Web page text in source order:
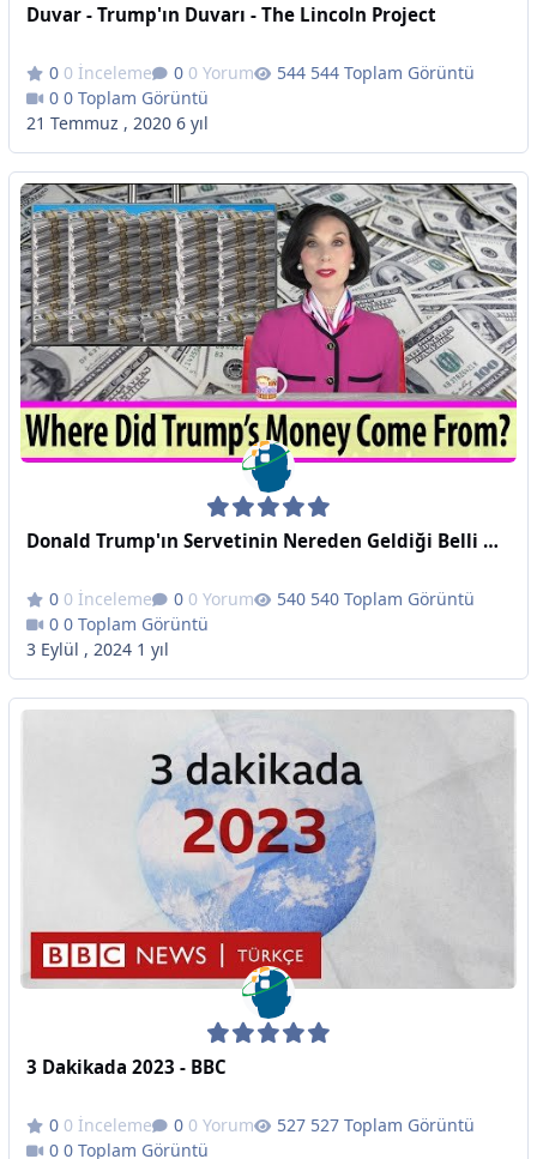
Duvar - Trump'ın Duvarı - The Lincoln Project
0 İnceleme 0 Yorum
544 Toplam Görüntü
0 Toplam Görüntü
21 Temmuz , 2020 6 yıl
Donald Trump'ın Servetinin Nereden Geldiği Belli Oldu - Where Did Trump's Money Come From?
0 İnceleme 0 Yorum
540 Toplam Görüntü
0 Toplam Görüntü
3 Eylül , 2024 1 yıl
3 Dakikada 2023 - BBC
0 İnceleme 0 Yorum
527 Toplam Görüntü
0 Toplam Görüntü